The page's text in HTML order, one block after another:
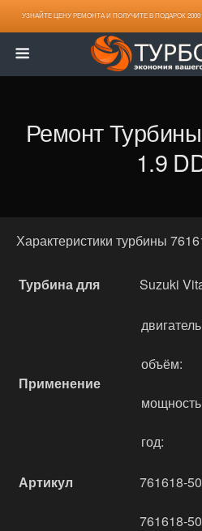
УЗНАЙТЕ ЦЕНУ РЕМОНТА И ПОЛУЧИТЕ В ПОДАРОК 2000
Ремонт
1.9
Характеристики турбины
Турбина для Suzuki
Применение
объём:
год:
Артикул 761618-
761618-